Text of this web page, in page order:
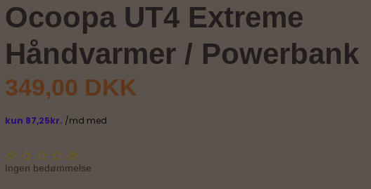
Ocoopa UT4 Extreme
Håndvarmer / Powerbank
349,00 DKK
Ingen bedømmelse